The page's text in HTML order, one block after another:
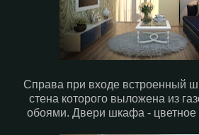
Справа при входе встроенный
стена которого выложена из
обоями. Двери шкафа - цветное